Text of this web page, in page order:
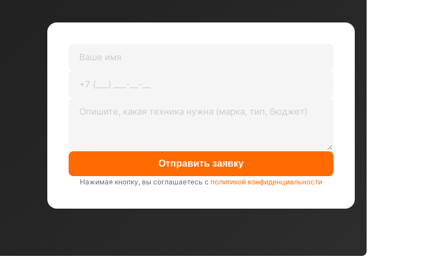
Отправить заявку
Нажимая кнопку, вы соглашаетесь с политикой конфиденциальности